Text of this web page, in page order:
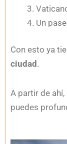
Un
Con esto ya
ciudad .
A partir de
puedes